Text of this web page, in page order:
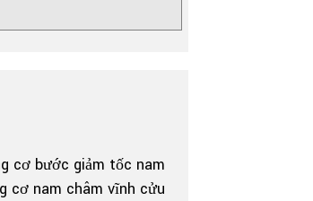
cơ bước giảm tốc nam
cơ nam châm vĩnh cửu